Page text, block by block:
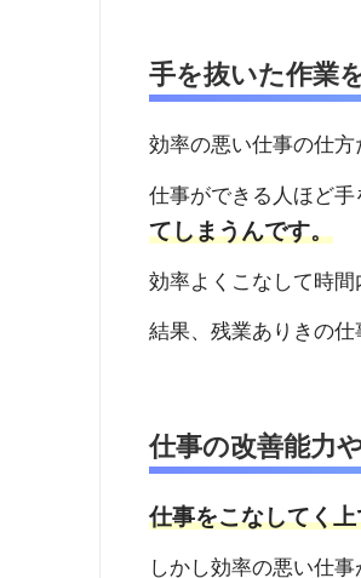
手を抜いた作業
効率の悪い仕事の仕
仕事ができる人ほど手
てしまうんです。
効率よくこなして時間
結果、残業ありきの仕
仕事の改善能力
仕事をこなしてく
しかし効率の悪い仕